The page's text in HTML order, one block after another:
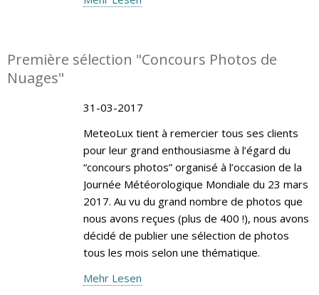
Première sélection "Concours Photos de
Nuages"
31-03-2017
MeteoLux tient à remercier tous ses clients
pour leur grand enthousiasme à l’égard du
“concours photos” organisé à l’occasion de la
Journée Météorologique Mondiale du 23 mars
2017. Au vu du grand nombre de photos que
nous avons reçues (plus de 400 !), nous avons
décidé de publier une sélection de photos
tous les mois selon une thématique.
Mehr Lesen